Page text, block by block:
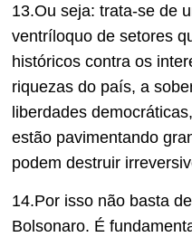
13.Ou seja: trata-se de
ventríloquo de setores
históricos contra os
riquezas do país, a
liberdades
estão pavimentando
podem destruir
14.Por isso não basta
Bolsonaro. É